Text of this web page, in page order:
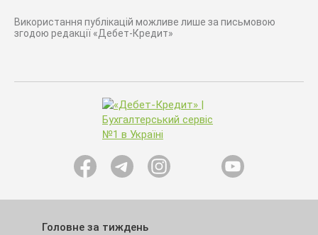
Використання публікацій можливе лише за письмовою
згодою редакції «Дебет-Кредит»
Головне за тиждень